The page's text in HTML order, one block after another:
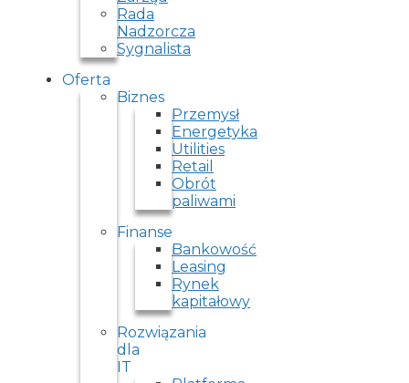
Rada
Nadzorcza
Sygnalista
Oferta
Biznes
Przemysł
Energetyka
Utilities
Retail
Obrót
paliwami
Finanse
Bankowość
Leasing
Rynek
kapitałowy
Rozwiązania
dla
IT